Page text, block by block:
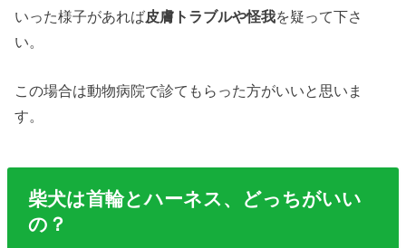
いった様子があれば皮膚トラブルや怪我を疑って下さ
い。
この場合は動物病院で診てもらった方がいいと思いま
す。
柴犬は首輪とハーネス、どっちがいい
の？